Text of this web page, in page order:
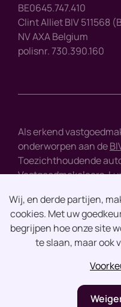
BE0645.747.410
Clint Alliet BIV 511568
NV AXA Belgium
polisnr. 730.390.160
Als erkend
onderworpen aan de
Toezichthoudende
Vastgoedmakelaars,
Wij, en derde partijen,
cookies. Met uw
begrijpen hoe onze site
te slaan, maar ook